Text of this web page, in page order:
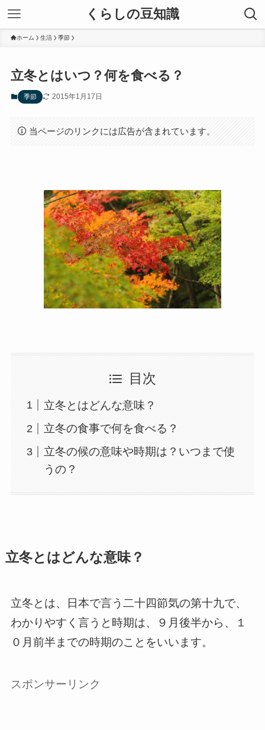
くらしの豆知識
ホーム 生活 季節
立冬とはいつ？何を食べる？
季節 2015年1月17日
当ページのリンクには広告が含まれています。
目次
立冬とはどんな意味？
立冬の食事で何を食べる？
立冬の候の意味や時期は？いつまで使
うの？
立冬とはどんな意味？
立冬とは、日本で言う二十四節気の第十九で、
わかりやすく言うと時期は、９月後半から、１
０月前半までの時期のことをいいます。
スポンサーリンク